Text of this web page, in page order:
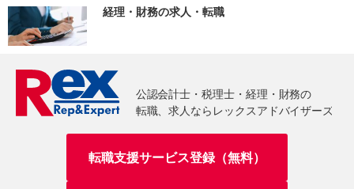
経理・財務の求人・転職
転職支援サービス登録（無料）